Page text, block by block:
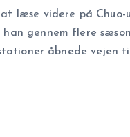
læse videre på Chuo-
gennem flere
åbnede vejen